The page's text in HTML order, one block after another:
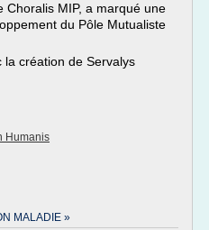
Choralis MIP, a marqué une
du Pôle Mutualiste
la création de Servalys
Humanis
MALADIE »